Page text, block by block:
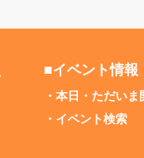
■イベント情報
本日・ただいま
イベント検索